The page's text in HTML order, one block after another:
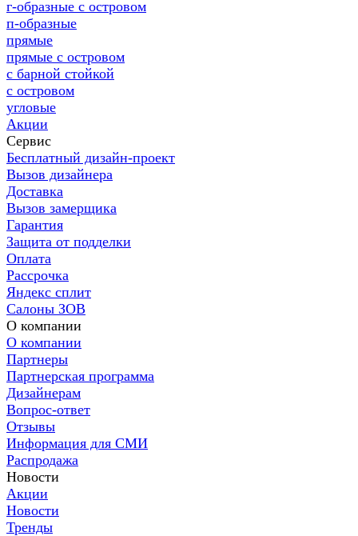
г-образные с островом
п-образные
прямые
прямые с островом
с барной стойкой
с островом
угловые
Акции
Сервис
Бесплатный дизайн-проект
Вызов дизайнера
Доставка
Вызов замерщика
Гарантия
Защита от подделки
Оплата
Рассрочка
Яндекс сплит
Салоны ЗОВ
О компании
О компании
Партнеры
Партнерская программа
Дизайнерам
Вопрос-ответ
Отзывы
Информация для СМИ
Распродажа
Новости
Акции
Новости
Тренды